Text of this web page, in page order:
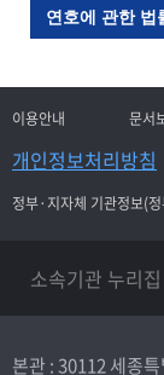
연호에 관한 법
이용안내 문서
개인정보처리방침
정부·지자체 기관정보(
소속기관 누리집
본관 : 30112 세종